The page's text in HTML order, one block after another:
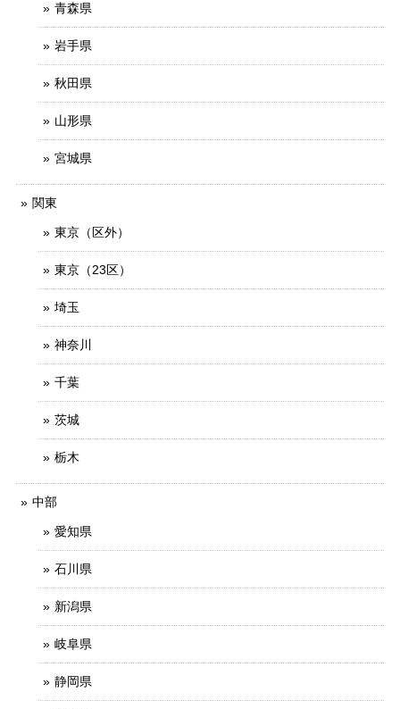
青森県
岩手県
秋田県
山形県
宮城県
関東
東京（区外）
東京（23区）
埼玉
神奈川
千葉
茨城
栃木
中部
愛知県
石川県
新潟県
岐阜県
静岡県